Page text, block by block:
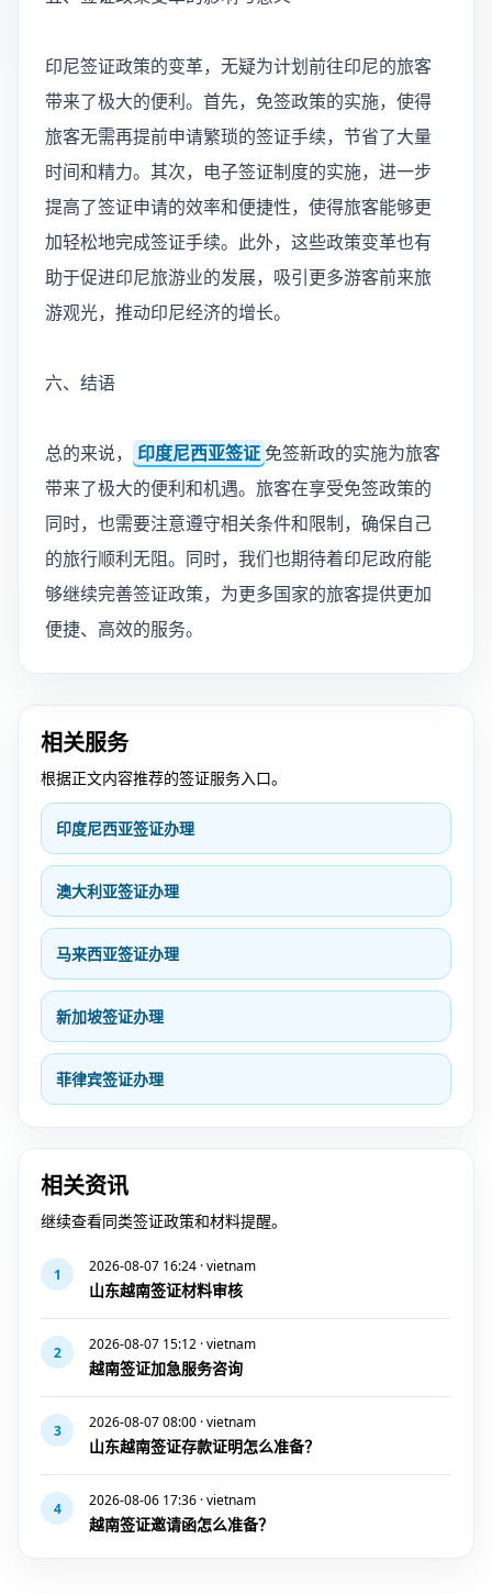
印尼签证政策的变革，无疑为计划前往印尼的旅客
带来了极大的便利。首先，免签政策的实施，使得
旅客无需再提前申请繁琐的签证手续，节省了大量
时间和精力。其次，电子签证制度的实施，进一步
提高了签证申请的效率和便捷性，使得旅客能够更
加轻松地完成签证手续。此外，这些政策变革也有
助于促进印尼旅游业的发展，吸引更多游客前来旅
游观光，推动印尼经济的增长。
六、结语
总的来说， 印度尼西亚签证 免签新政的实施为旅客
带来了极大的便利和机遇。旅客在享受免签政策的
同时，也需要注意遵守相关条件和限制，确保自己
的旅行顺利无阻。同时，我们也期待着印尼政府能
够继续完善签证政策，为更多国家的旅客提供更加
便捷、高效的服务。
相关服务
根据正文内容推荐的签证服务入口。
印度尼西亚签证办理
澳大利亚签证办理
马来西亚签证办理
新加坡签证办理
菲律宾签证办理
相关资讯
继续查看同类签证政策和材料提醒。
1 2026-08-07 16:24 · vietnam
山东越南签证材料审核
2 2026-08-07 15:12 · vietnam
越南签证加急服务咨询
3 2026-08-07 08:00 · vietnam
山东越南签证存款证明怎么准备？
4 2026-08-06 17:36 · vietnam
越南签证邀请函怎么准备？